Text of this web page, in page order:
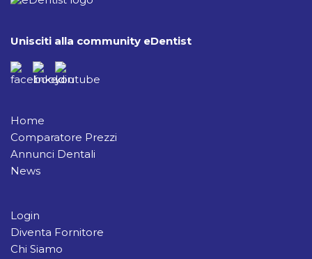
Unisciti alla community eDentist
Home
Comparatore Prezzi
Annunci Dentali
News
Login
Diventa Fornitore
Chi Siamo